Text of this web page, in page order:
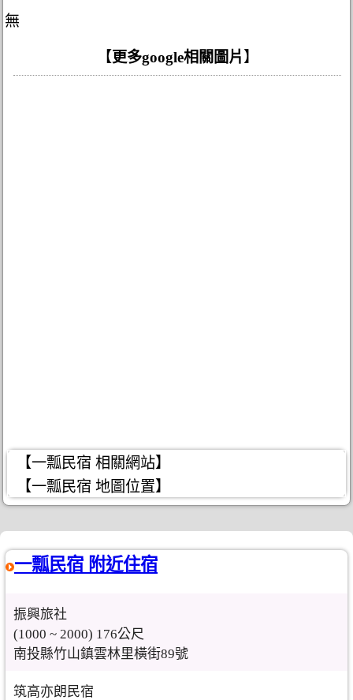
無
【 更多google相關圖片 】
【一瓢民宿 相關網站】
【一瓢民宿 地圖位置】
一瓢民宿 附近住宿
振興旅社
(1000 ~ 2000) 176公尺
南投縣竹山鎮雲林里橫街89號
筑高亦朗民宿